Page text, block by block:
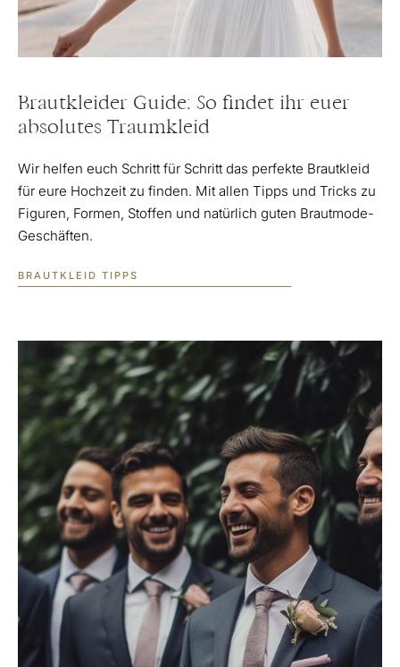
Brautkleider Guide: So findet ihr euer
absolutes Traumkleid
Wir helfen euch Schritt für Schritt das perfekte Brautkleid
für eure Hochzeit zu finden. Mit allen Tipps und Tricks zu
Figuren, Formen, Stoffen und natürlich guten Brautmode-
Geschäften.
BRAUTKLEID TIPPS